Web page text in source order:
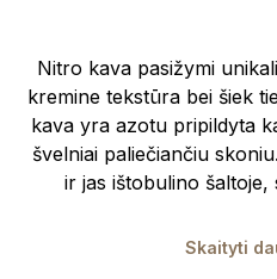
Nitro kava pasižymi
kremine tekstūra bei šiek
kava yra azotu pripildyta
švelniai paliečiančiu
ir jas ištobulino šaltoje,
Skaityti